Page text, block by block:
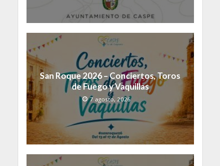
San Roque 2026 – Conciertos, Toros
de Fuego y Vaquillas
7 agosto, 2026